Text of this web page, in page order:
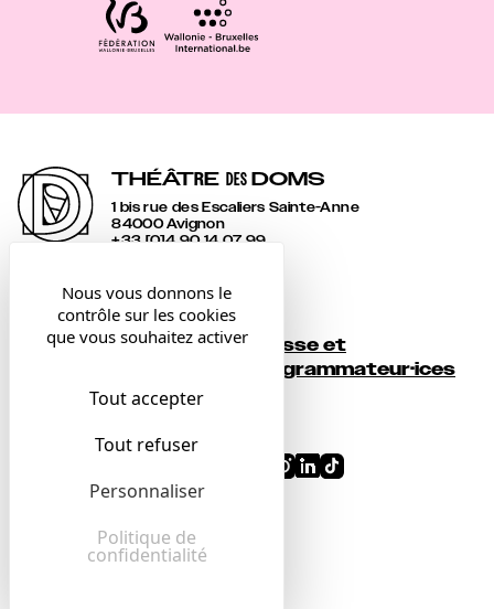
THÉÂTRE DES DOMS
1 bis rue des Escaliers Sainte-Anne
84000 Avignon
+33 [0]4 90 14 07 99
Contact
Billetterie
Presse et
programmateur·ices
Mentions légales
Nous vous donnons le
contrôle sur les cookies
que vous souhaitez activer
Tout accepter
Tout refuser
Personnaliser
Politique de
confidentialité